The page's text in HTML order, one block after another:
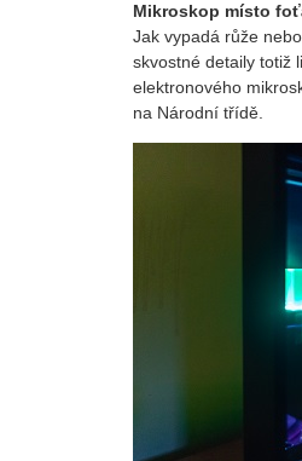
Mikroskop místo
Jak vypadá růže
skvostné detaily totiž
elektronového
na Národní třídě.